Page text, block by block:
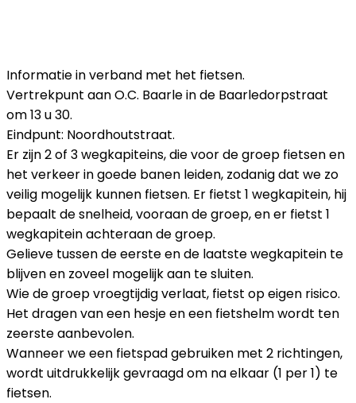
Informatie in verband met het fietsen.
Vertrekpunt aan O.C. Baarle in de Baarledorpstraat
om 13 u 30.
Eindpunt: Noordhoutstraat.
Er zijn 2 of 3 wegkapiteins, die voor de groep fietsen en
het verkeer in goede banen leiden, zodanig dat we zo
veilig mogelijk kunnen fietsen. Er fietst 1 wegkapitein, hij
bepaalt de snelheid, vooraan de groep, en er fietst 1
wegkapitein achteraan de groep.
Gelieve tussen de eerste en de laatste wegkapitein te
blijven en zoveel mogelijk aan te sluiten.
Wie de groep vroegtijdig verlaat, fietst op eigen risico.
Het dragen van een hesje en een fietshelm wordt ten
zeerste aanbevolen.
Wanneer we een fietspad gebruiken met 2 richtingen,
wordt uitdrukkelijk gevraagd om na elkaar (1 per 1) te
fietsen.